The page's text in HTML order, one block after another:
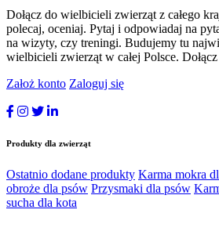
Dołącz do wielbicieli zwierząt z całego
polecaj, oceniaj. Pytaj i odpowiadaj na
na wizyty, czy treningi. Budujemy tu
wielbicieli zwierząt w całej Polsce.
Założ konto Zaloguj się
Produkty dla zwierząt
Ostatnio dodane produkty Karma mokra
obroże dla psów Przysmaki dla psów
sucha dla kota